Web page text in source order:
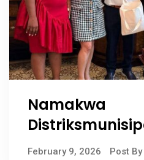
Namakwa
Internasionale
February 9, 2026 Post By